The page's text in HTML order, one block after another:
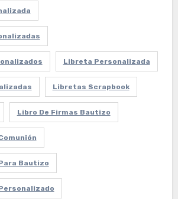
Libreta Personalizada
Libretas Scrapbook
Libro De Firmas Bautizo
Bautizo